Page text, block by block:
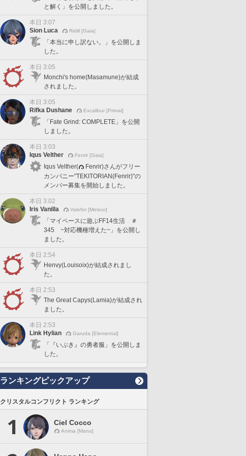
と解く」を公開しました。
本日 3:07
Sion Luca
Ridill [Gaia]
「本当に申し訳ない。」を公開しま
した。
本日 3:05
Monchi's home(Masamune)が結成
されました。
本日 3:05
Rifka Dushane
Excalibur [Primal]
「Fate Grind: COMPLETE」を公開
しました。
本日 3:03
Iqus Velther
Fenrir [Gaia]
Iqus Velther(
Fenrir)さんがフリー
カンパニー"TEKITORIAN(Fenrir)"の
メンバー募集を開始しました。
本日 3:02
Iris Vanilla
Valefor [Meteor]
「マイペースに遊ぶFF14生活 ＃
345 ~対応機種増えた~」を公開し
ました。
本日 2:54
Henvy(Louisoix)が結成されまし
た。
本日 2:53
The Great Capys(Lamia)が結成され
ました。
本日 2:53
Link Hylian
Garuda [Elemental]
「『いぶき』の勇者服」を公開しま
した。
ランキングピックアップ
クリスタルコンフリクト ランキング
1 Ciel Cocco
Anima [Mana]